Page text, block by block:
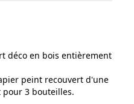
déco en bois entièrement
peint recouvert d'une
3 bouteilles.